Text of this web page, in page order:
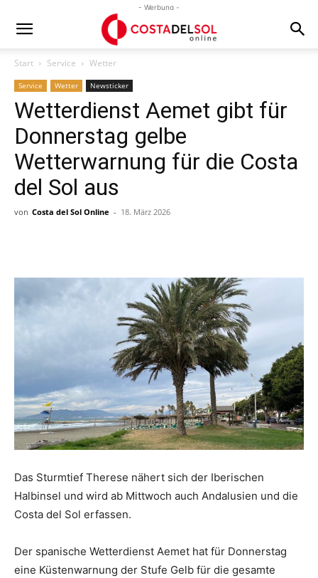
- Werbung -
Start Service Wetter
Service Wetter Newsticker
Wetterdienst Aemet gibt für
Donnerstag gelbe
Wetterwarnung für die Costa
del Sol aus
von Costa del Sol Online - 18. März 2026
Das Sturmtief Therese nähert sich der Iberischen
Halbinsel und wird ab Mittwoch auch Andalusien und die
Costa del Sol erfassen.
Der spanische Wetterdienst Aemet hat für Donnerstag
eine Küstenwarnung der Stufe Gelb für die gesamte